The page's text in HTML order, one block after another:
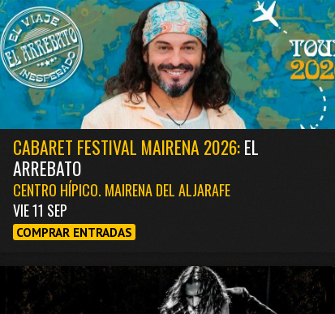
CABARET FESTIVAL MAIRENA 2026:EL
ARREBATO
CENTRO HÍPICO. MAIRENA DEL ALJARAFE
VIE 11 SEP
COMPRAR ENTRADAS